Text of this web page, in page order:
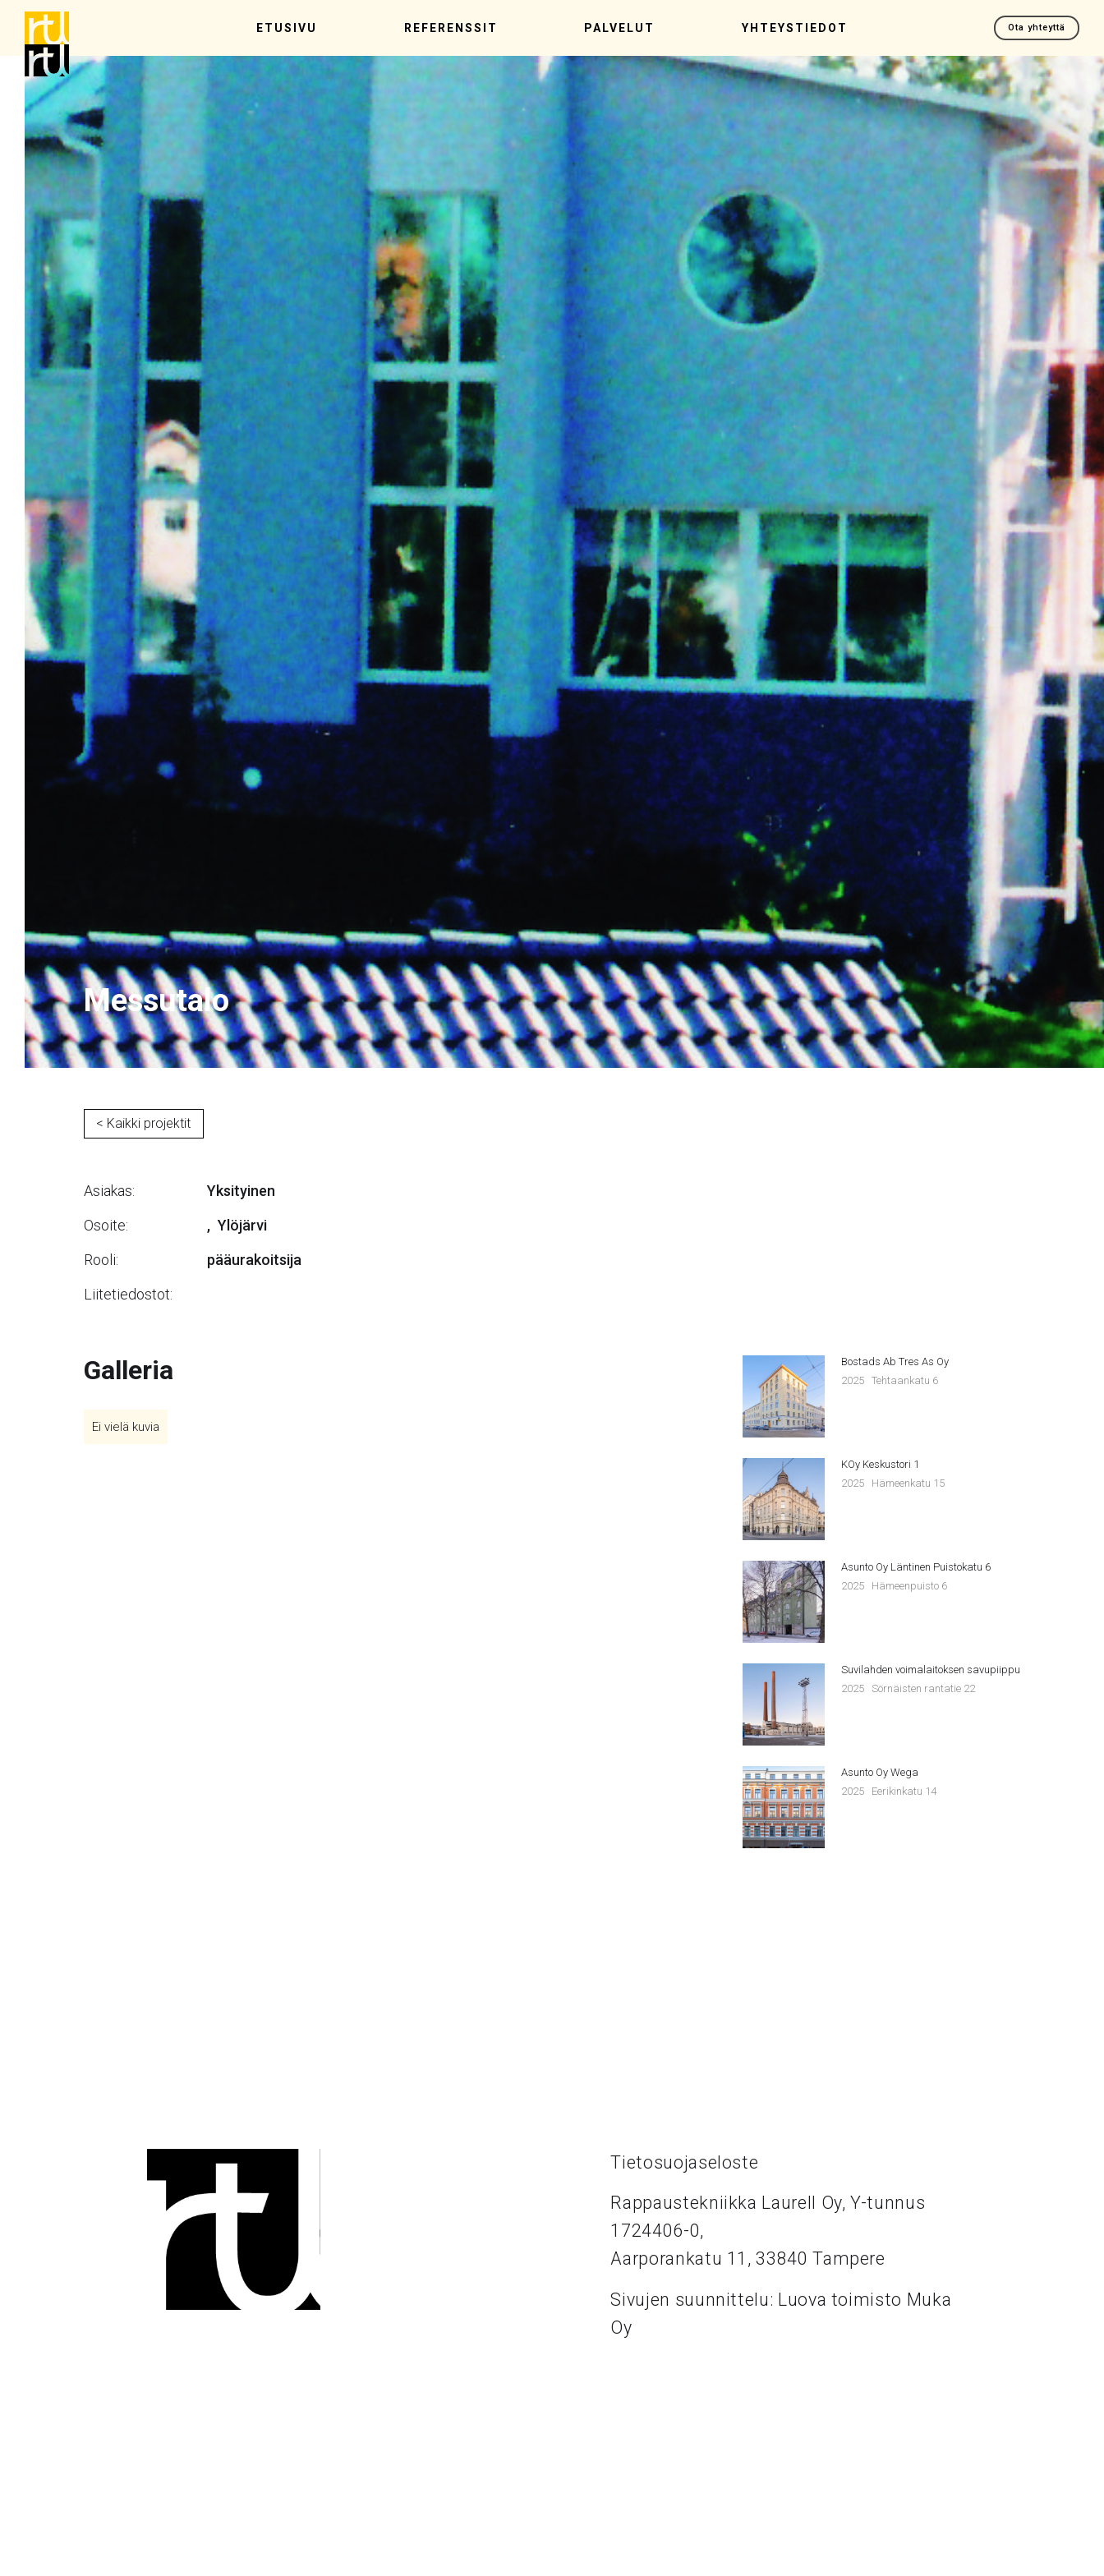
ETUSIVU REFERENSSIT PALVELUT YHTEYSTIEDOT Ota yhteyttä
Messutalo
< Kaikki projektit
Asiakas:
Yksityinen
Osoite:
, Ylöjärvi
Rooli:
pääurakoitsija
Liitetiedostot:
Galleria
Ei vielä kuvia
Bostads Ab Tres As Oy
2025 Tehtaankatu 6
KOy Keskustori 1
2025
Hämeenkatu 15
Asunto Oy Läntinen Puistokatu 6
2025
Hämeenpuisto 6
Suvilahden voimalaitoksen savupiippu
2025 Sörnäisten rantatie 22
Asunto Oy Wega
2025
Eerikinkatu 14
Tietosuojaseloste
Rappaustekniikka Laurell Oy, Y-tunnus
1724406-0,
Aarporankatu 11, 33840 Tampere
Sivujen suunnittelu: Luova toimisto Muka
Oy